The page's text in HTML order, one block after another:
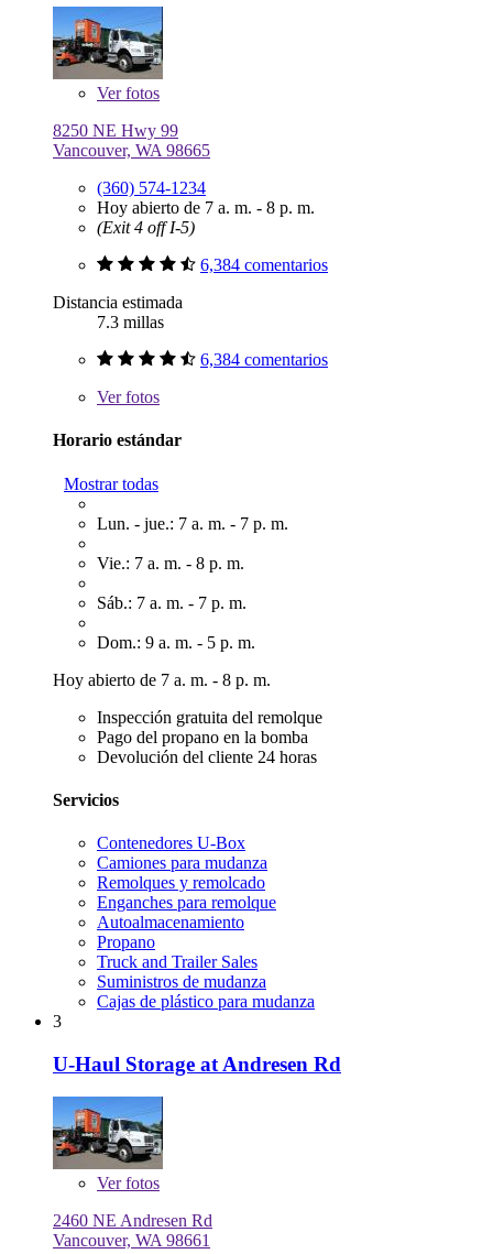
Verfotos
8250 NE Hwy 99
Vancouver, WA 98665
(360) 574-1234
Hoy abierto de 7 a. m. - 8 p. m.
(Exit 4 off I-5)
6,384 comentarios
Distancia estimada
7.3 millas
6,384 comentarios
Verfotos
Horario estándar
Mostrar todas
Lun. - jue.: 7 a. m. - 7 p. m.
Vie.: 7 a. m. - 8 p. m.
Sáb.: 7 a. m. - 7 p. m.
Dom.: 9 a. m. - 5 p. m.
Hoy abierto de 7 a. m. - 8 p. m.
Inspección gratuita del remolque
Pago del propano en la bomba
Devolución del cliente 24 horas
Servicios
Contenedores U-Box
Camiones para mudanza
Remolques y remolcado
Enganches para remolque
Autoalmacenamiento
Propano
Truck and Trailer Sales
Suministros de mudanza
Cajas de plástico para mudanza
3
U-Haul Storage at Andresen Rd
Verfotos
2460 NE Andresen Rd
Vancouver, WA 98661